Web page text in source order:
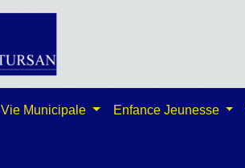
Vie Municipale Enfance Jeunesse